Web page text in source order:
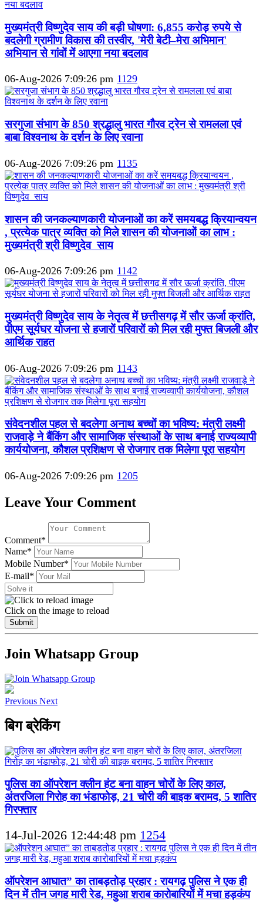
मुख्यमंत्री विष्णुदेव साय की बड़ी घोषणा: 6,855 करोड़ रुपये से
बदलेगी ग्रामीण विकास की तस्वीर, 'मेरी बेटी–मेरा अभिमान'
अभियान से गांवों में आएगा नया बदलाव
06-Aug-2026 7:09:26 pm 1129
सरगुजा संभाग के 850 श्रद्धालु भारत गौरव ट्रेन से रामलला एवं
बाबा विश्वनाथ के दर्शन के लिए रवाना
06-Aug-2026 7:09:26 pm 1135
शासन की जनकल्याणकारी योजनाओं का करें समयबद्ध क्रियान्वयन
, प्रत्येक पात्र व्यक्ति को मिले शासन की योजनाओं का लाभ :
मुख्यमंत्री श्री विष्णुदेव साय
06-Aug-2026 7:09:26 pm 1142
मुख्यमंत्री विष्णुदेव साय के नेतृत्व में छत्तीसगढ़ में सौर ऊर्जा क्रांति,
पीएम सूर्यघर योजना से हजारों परिवारों को मिल रही मुफ्त बिजली और
आर्थिक राहत
06-Aug-2026 7:09:26 pm 1143
संवेदनशील पहल से बदलेगा अनाथ बच्चों का भविष्य: मंत्री लक्ष्मी
राजवाड़े ने बैंकिंग और सामाजिक संस्थाओं के साथ बनाई राज्यव्यापी
कार्ययोजना, कौशल प्रशिक्षण से रोजगार तक मिलेगा पूरा सहयोग
06-Aug-2026 7:09:26 pm 1205
Leave Your Comment
Comment*
Name*
Mobile Number*
E-mail*
Click on the image to reload
Submit
Join Whatsapp Group
Previous Next
बिग ब्रेकिंग
पुलिस का ऑपरेशन क्लीन हंट बना वाहन चोरों के लिए काल,
अंतरजिला गिरोह का भंडाफोड़, 21 चोरी की बाइक बरामद, 5 शातिर
गिरफ्तार
14-Jul-2026 12:44:48 pm 1254
ऑपरेशन आघात” का ताबड़तोड़ प्रहार : रायगढ़ पुलिस ने एक ही
दिन में तीन जगह मारी रेड, महुआ शराब कारोबारियों में मचा हड़कंप